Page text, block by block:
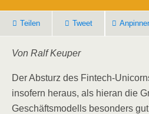
Tei­len Tweet
Von Ralf Keuper
Der Absturz des Fin­tech-
inso­fern her­aus, als hier­an die
Geschäfts­mo­dells beson­ders